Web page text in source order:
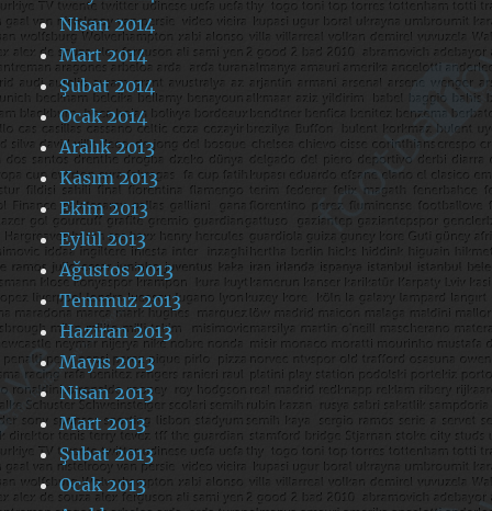
Nisan 2014
Mart 2014
Şubat 2014
Ocak 2014
Aralık 2013
Kasım 2013
Ekim 2013
Eylül 2013
Ağustos 2013
Temmuz 2013
Haziran 2013
Mayıs 2013
Nisan 2013
Mart 2013
Şubat 2013
Ocak 2013